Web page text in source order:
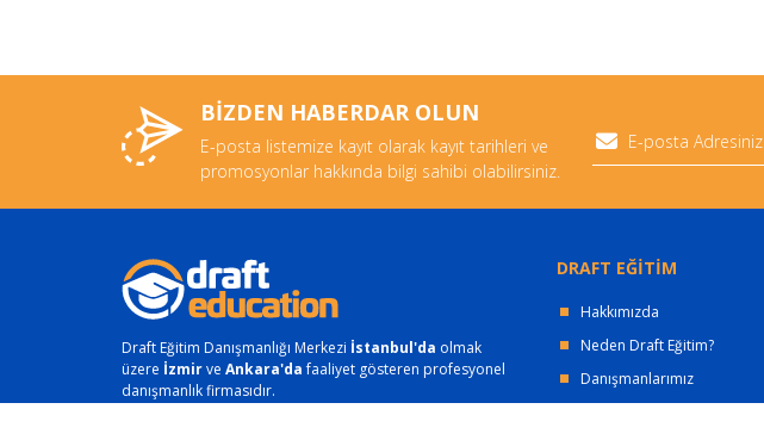
BİZDEN HABERDAR OLUN
E-posta listemize kayıt olarak kayıt tarihleri ve
promosyonlar hakkında bilgi sahibi olabilirsiniz.
Draft Eğitim Danışmanlığı Merkezi İstanbul'da olmak
üzere İzmirve Ankara'dafaaliyet gösteren profesyonel
danışmanlık firmasıdır.
DRAFT EĞİTİM
Hakkımızda
Neden Draft Eğitim?
Danışmanlarımız